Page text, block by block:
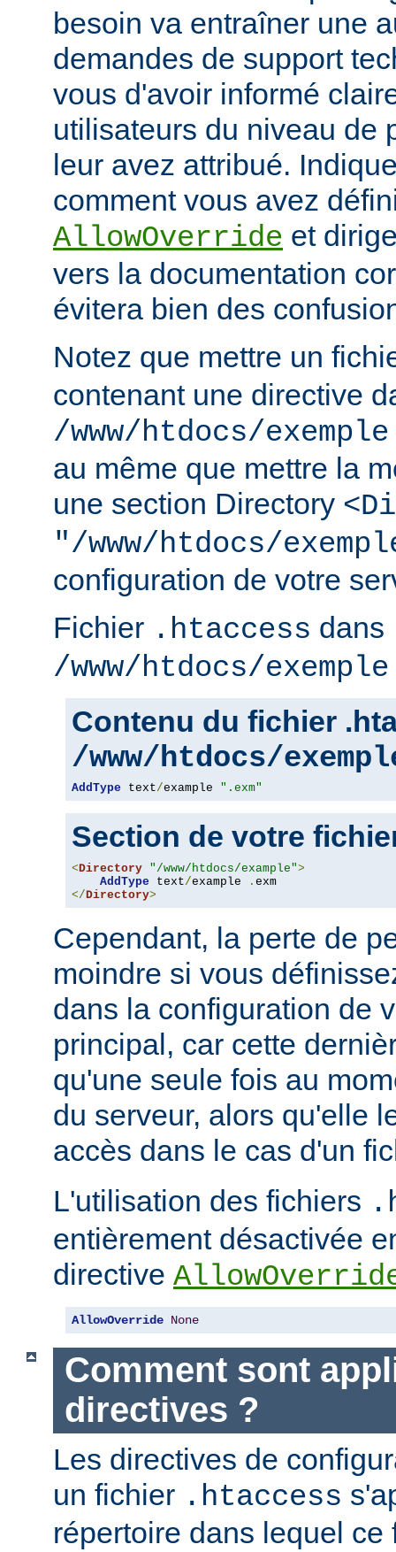
besoin va entraîner une
demandes de support
vous d'avoir informé
utilisateurs du niveau de
leur avez attribué.
comment vous avez
AllowOverride et
vers la documentation
évitera bien des
Notez que mettre un
contenant une directive
/www/htdocs/exemple
au même que mettre la
une section Directory
"/www/htdocs/
configuration de votre
Fichier .htaccess dans
/www/htdocs/exemple
Contenu du fichier
/www/htdocs/
AddType text/example ".exm"
Section de votre
<Directory "/www/htdocs/example">
AddType text/example .
</Directory>
Cependant, la perte de
moindre si vous
dans la configuration de
principal, car cette
qu'une seule fois au
du serveur, alors qu'elle
accès dans le cas d'un
L'utilisation des fichiers
entièrement désactivée
directive
AllowOverride None
Comment sont
directives ?
Les directives de
un fichier .htaccess
répertoire dans lequel